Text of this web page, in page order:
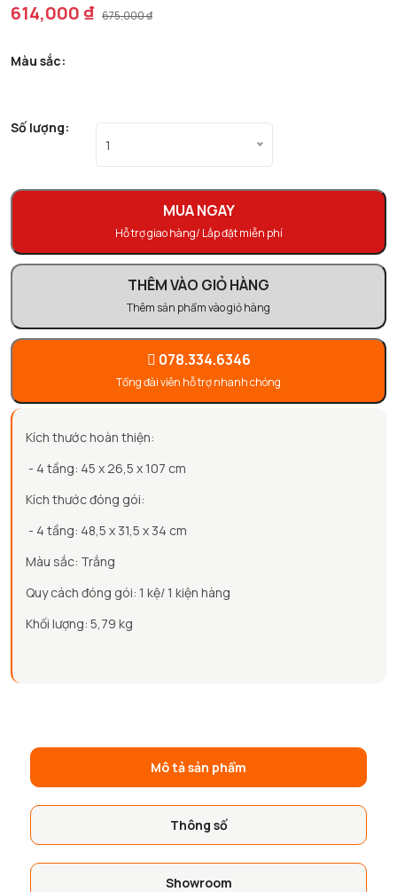
614,000 ₫ 675,000 ₫
Màu sắc:
Số lượng:
1
MUA NGAY
Hỗ trợ giao hàng/ Lắp đặt miễn phí
THÊM VÀO GIỎ HÀNG
Thêm sản phẩm vào giỏ hàng
078.334.6346
Tổng đài viên hỗ trợ nhanh chóng
Kích thước hoàn thiện:
- 4 tầng: 45 x 26,5 x 107 cm
Kích thước đóng gói:
- 4 tầng: 48,5 x 31,5 x 34 cm
Màu sắc: Trắng
Quy cách đóng gói: 1 kệ/ 1 kiện hàng
Khối lượng: 5,79 kg
Mô tả sản phẩm
Thông số
Showroom